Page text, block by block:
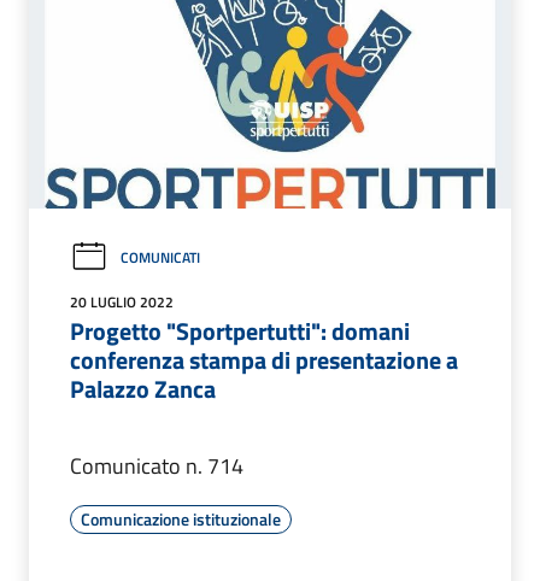
COMUNICATI
20 LUGLIO 2022
Progetto "Sportpertutti": domani
conferenza stampa di presentazione a
Palazzo Zanca
Comunicato n. 714
Comunicazione istituzionale